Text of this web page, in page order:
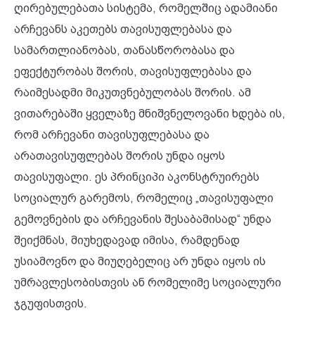
ღირებულებათა სისტემა, რომელშიც ადამიანი
არჩევანს აკეთებს თავისუფლებასა და
სამართლიანობას, თანასწორობასა და
ეფექტურობას შორის, თავისუფლებასა და
რაიმესადმი მიკუთვნებულობას შორის. ამ
ვითარებაში ყველაზე მნიშვნელოვანი ხდება ის,
რომ არჩევანი თავისუფლებასა და
არათავისუფლებას შორის უნდა იყოს
თავისუფალი. ეს პრინციპი აკონსტრუირებს
სოციალურ გარემოს, რომელიც „თავისუფალი
გემოვნების და არჩევანის შესაბამისად“ უნდა
შეიქმნას, მიუხედავად იმისა, რამდენად
უსიამოვნო და მიუღებელიც არ უნდა იყოს ის
უმრავლესობისთვის ან რომელიმე სოციალური
ჯგუფისთვის.